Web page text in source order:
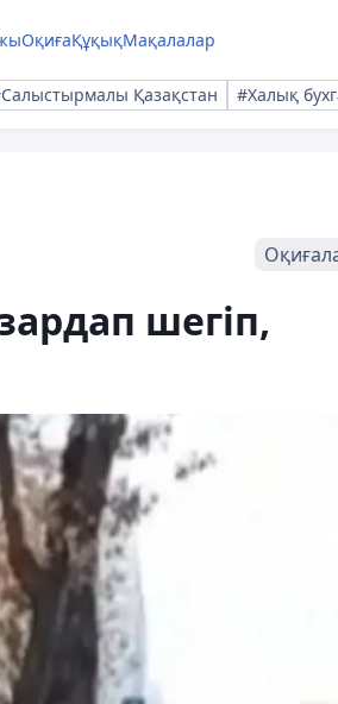
ОқиғаҚұқықМақалалар
Қазақстан #Халық
шегіп,